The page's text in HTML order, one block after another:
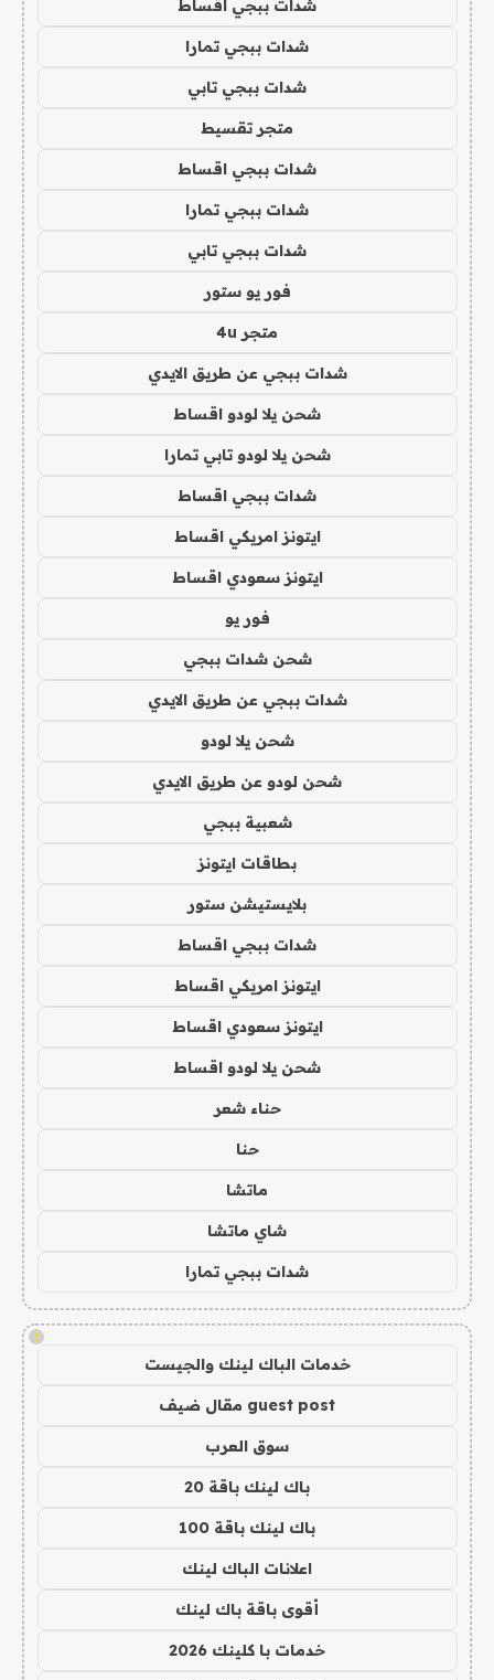
شدات ببجي اقساط
شدات ببجي تمارا
شدات ببجي تابي
متجر تقسيط
شدات ببجي اقساط
شدات ببجي تمارا
شدات ببجي تابي
فور يو ستور
متجر 4u
شدات ببجي عن طريق الايدي
شحن يلا لودو اقساط
شحن يلا لودو تابي تمارا
شدات ببجي اقساط
ايتونز امريكي اقساط
ايتونز سعودي اقساط
فور يو
شحن شدات ببجي
شدات ببجي عن طريق الايدي
شحن يلا لودو
شحن لودو عن طريق الايدي
شعبية ببجي
بطاقات ايتونز
بلايستيشن ستور
شدات ببجي اقساط
ايتونز امريكي اقساط
ايتونز سعودي اقساط
شحن يلا لودو اقساط
حناء شعر
حنا
ماتشا
شاي ماتشا
شدات ببجي تمارا
!
خدمات الباك لينك والجيست
guest post مقال ضيف
سوق العرب
باك لينك باقة 20
باك لينك باقة 100
اعلانات الباك لينك
أقوى باقة باك لينك
خدمات با كلينك 2026